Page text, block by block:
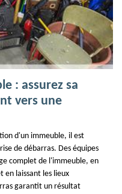
: assurez sa
vers une
d'un immeuble, il est
de débarras. Des équipes
complet de l'immeuble, en
en laissant les lieux
garantit un résultat